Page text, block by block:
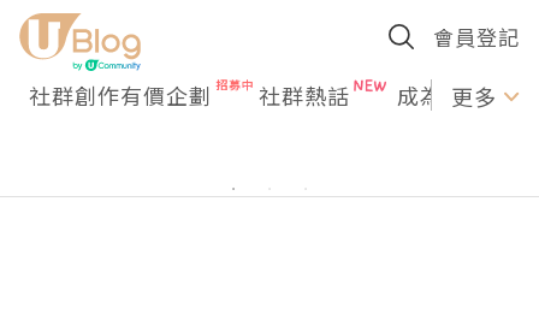
會員登記
社群創作有價企劃 社群熱話 成為U更多